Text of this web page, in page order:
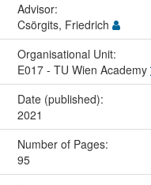
Advisor:
Csörgits, Friedrich
Organisational Unit:
E017 - TU Wien Academy
Date (published):
2021
Number of Pages:
95